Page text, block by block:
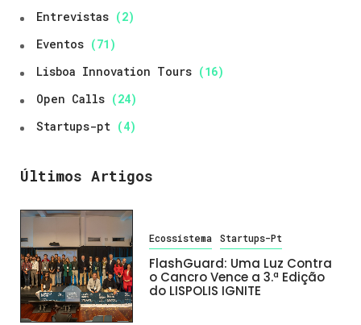
Entrevistas (2)
Eventos (71)
Lisboa Innovation Tours (16)
Open Calls (24)
Startups-pt (4)
Últimos Artigos
Ecossistema Startups-Pt
FlashGuard: Uma Luz Contra
o Cancro Vence a 3.ª Edição
do LISPOLIS IGNITE